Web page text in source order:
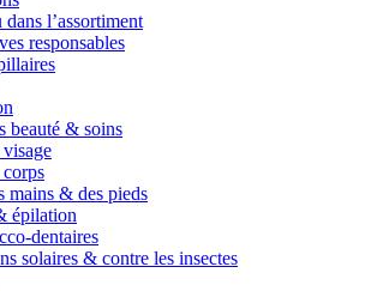
l’assortiment
responsables
beauté & soins
mains & des pieds
épilation
dentaires
solaires & contre les insectes